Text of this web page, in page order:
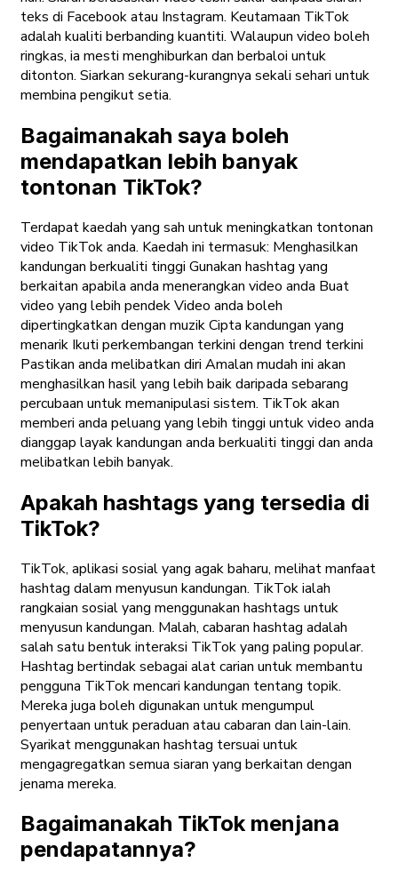
teks di Facebook atau Instagram. Keutamaan TikTok
adalah kualiti berbanding kuantiti. Walaupun video boleh
ringkas, ia mesti menghiburkan dan berbaloi untuk
ditonton. Siarkan sekurang-kurangnya sekali sehari untuk
membina pengikut setia.
Bagaimanakah saya boleh
mendapatkan lebih banyak
tontonan TikTok?
Terdapat kaedah yang sah untuk meningkatkan tontonan
video TikTok anda. Kaedah ini termasuk: Menghasilkan
kandungan berkualiti tinggi Gunakan hashtag yang
berkaitan apabila anda menerangkan video anda Buat
video yang lebih pendek Video anda boleh
dipertingkatkan dengan muzik Cipta kandungan yang
menarik Ikuti perkembangan terkini dengan trend terkini
Pastikan anda melibatkan diri Amalan mudah ini akan
menghasilkan hasil yang lebih baik daripada sebarang
percubaan untuk memanipulasi sistem. TikTok akan
memberi anda peluang yang lebih tinggi untuk video anda
dianggap layak kandungan anda berkualiti tinggi dan anda
melibatkan lebih banyak.
Apakah hashtags yang tersedia di
TikTok?
TikTok, aplikasi sosial yang agak baharu, melihat manfaat
hashtag dalam menyusun kandungan. TikTok ialah
rangkaian sosial yang menggunakan hashtags untuk
menyusun kandungan. Malah, cabaran hashtag adalah
salah satu bentuk interaksi TikTok yang paling popular.
Hashtag bertindak sebagai alat carian untuk membantu
pengguna TikTok mencari kandungan tentang topik.
Mereka juga boleh digunakan untuk mengumpul
penyertaan untuk peraduan atau cabaran dan lain-lain.
Syarikat menggunakan hashtag tersuai untuk
mengagregatkan semua siaran yang berkaitan dengan
jenama mereka.
Bagaimanakah TikTok menjana
pendapatannya?